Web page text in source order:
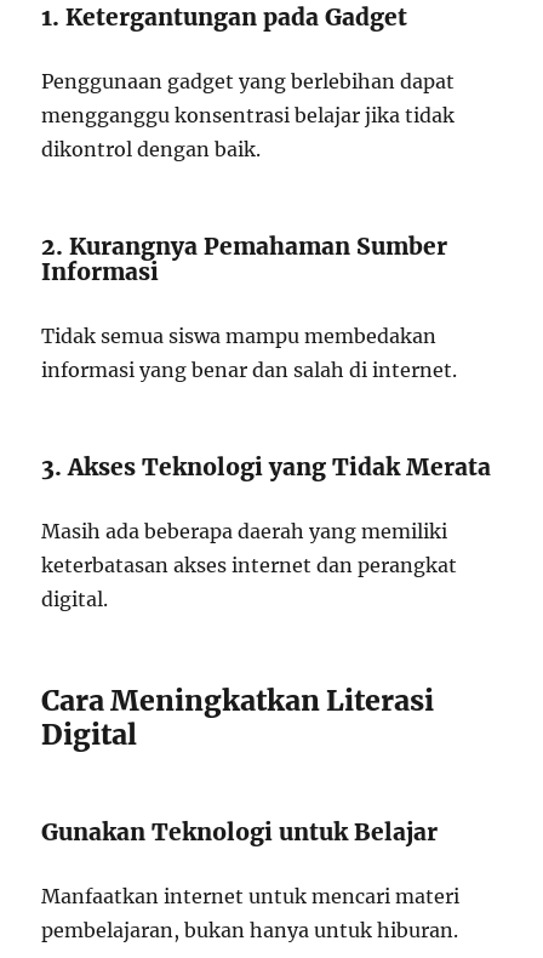
1. Ketergantungan pada Gadget
Penggunaan gadget yang berlebihan dapat
mengganggu konsentrasi belajar jika tidak
dikontrol dengan baik.
2. Kurangnya Pemahaman Sumber
Informasi
Tidak semua siswa mampu membedakan
informasi yang benar dan salah di internet.
3. Akses Teknologi yang Tidak Merata
Masih ada beberapa daerah yang memiliki
keterbatasan akses internet dan perangkat
digital.
Cara Meningkatkan Literasi
Digital
Gunakan Teknologi untuk Belajar
Manfaatkan internet untuk mencari materi
pembelajaran, bukan hanya untuk hiburan.